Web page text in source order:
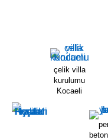
çelik villa
kurulumu
Kocaeli